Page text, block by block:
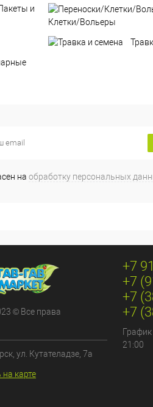
и
Клетки/Вольеры
на обработку персональных
© Все права
ул. Кутателадзе, 7а
карте
+7
+7
+7
+7
21:00